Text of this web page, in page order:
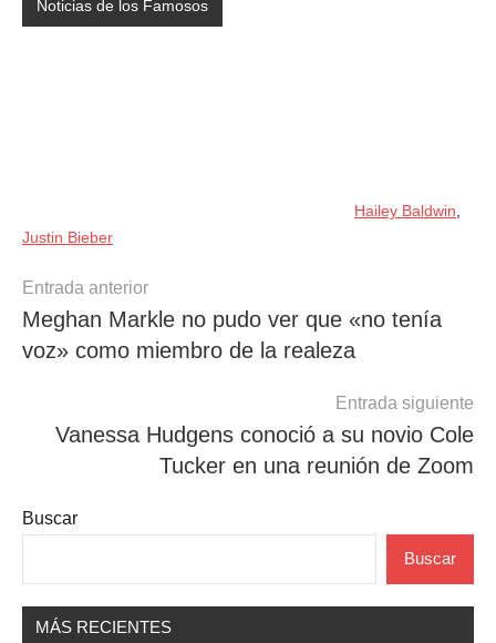
Noticias de los Famosos
Hailey Baldwin
Justin Bieber
Navegación
de
entradas
Entrada anterior
Meghan Markle no pudo ver que «no tenía
voz» como miembro de la realeza
Entrada siguiente
Vanessa Hudgens conoció a su novio Cole
Tucker en una reunión de Zoom
Buscar
Buscar
MÁS RECIENTES